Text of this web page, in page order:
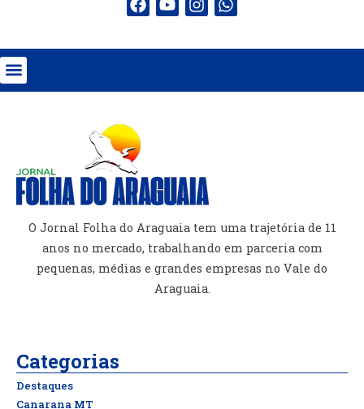
O Jornal Folha do Araguaia tem uma trajetória de 11
anos no mercado, trabalhando em parceria com
pequenas, médias e grandes empresas no Vale do
Araguaia.
Categorias
Destaques
Canarana MT